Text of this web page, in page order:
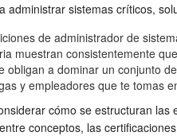
sistemas críticos,
de administrador de
muestran consistentemente
obligan a dominar un conjunto
y empleadores que te tomas
cómo se estructuran
conceptos, las